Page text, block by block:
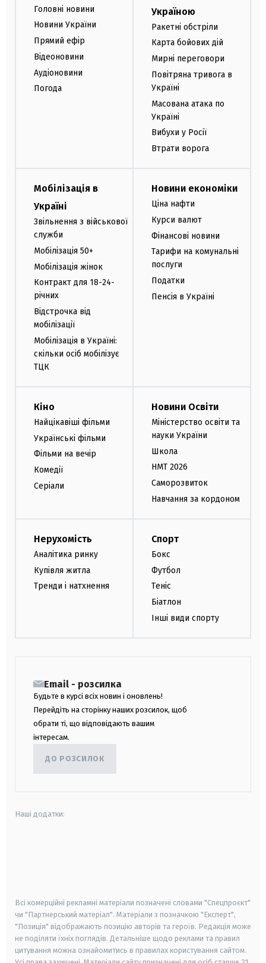
Головні новини
Новини України
Прямий ефір
Відеоновини
Аудіоновини
Погода
Україною
Ракетні обстріли
Карта бойових дій
Мирні переговори
Повітряна тривога в
Україні
Масована атака по
Україні
Вибухи у Росії
Втрати ворога
Мобілізація в
Україні
Звільнення з військової
служби
Мобілізація 50+
Мобілізація жінок
Контракт для 18-24-
річних
Відстрочка від
мобілізації
Мобілізація в Україні:
скільки осіб мобілізує
ТЦК
Новини економіки
Ціна нафти
Курси валют
Фінансові новини
Тарифи на комунальні
послуги
Податки
Пенсія в Україні
Кіно
Найцікавіші фільми
Українські фільми
Фільми на вечір
Комедії
Серіали
Новини Освіти
Міністерство освіти та
науки України
Школа
НМТ 2026
Саморозвиток
Навчання за кордоном
Нерухомість
Аналітика ринку
Купівля житла
Тренди і натхнення
Спорт
Бокс
Футбол
Теніс
Біатлон
Інші види спорту
Email - розсилка
Будьте в курсі всіх новин і оновлень!
Перейдіть на сторінку наших розсилок, щоб
обрати ті, що відповідають вашим
інтересам.
ДО РОЗСИЛОК
Наші додатки:
Всі комерційні рекламні матеріали позначені словами "Спецпроєкт"
чи "Партнерський матеріал". Матеріали з позначкою "Експерт",
"Позиція" відображають позицію авторів та героїв. Редакція може
не поділяти їхніх поглядів. Детальніше щодо реклами та правил
цитування можна ознайомитись в правилах користування сайтом.